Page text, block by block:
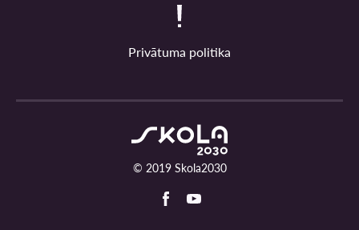
Privātuma politika
© 2019 Skola2030